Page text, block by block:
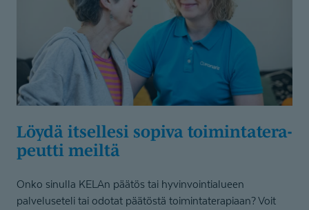
Löydä itsellesi sopiva toimintate­ra­
peutti meiltä
Onko sinulla KELAn päätös tai hyvinvointialueen
palveluseteli tai odotat päätöstä toimintaterapiaan? Voit